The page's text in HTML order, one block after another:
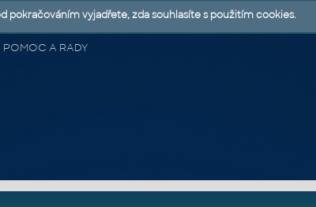
POMOC A RADY
pokračováním vyjadřete, zda souhlasíte s použitím cookies.